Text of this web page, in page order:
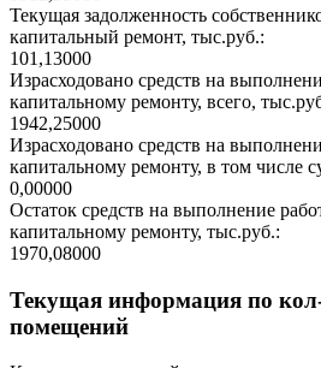
Текущая задолженность
капитальный ремонт, тыс.руб.:
101,13000
Израсходовано средств на
капитальному ремонту, всего,
1942,25000
Израсходовано средств на
капитальному ремонту, в том числе
0,00000
Остаток средств на выполнение
капитальному ремонту, тыс.руб.:
1970,08000
Текущая информация по
помещений